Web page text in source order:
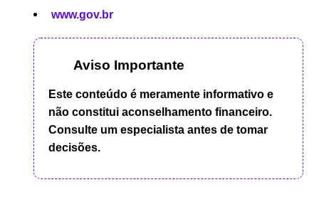
www.gov.br
Aviso Importante
Este conteúdo é meramente informativo e
não constitui aconselhamento financeiro.
Consulte um especialista antes de tomar
decisões.